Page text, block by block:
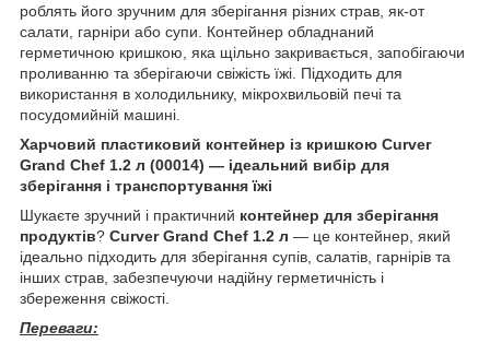
роблять його зручним для зберігання різних страв, як-от
салати, гарніри або супи. Контейнер обладнаний
герметичною кришкою, яка щільно закривається, запобігаючи
проливанню та зберігаючи свіжість їжі. Підходить для
використання в холодильнику, мікрохвильовій печі та
посудомийній машині.
Харчовий пластиковий контейнер із кришкою Curver
Grand Chef 1.2 л (00014) — ідеальний вибір для
зберігання і транспортування їжі
Шукаєте зручний і практичний контейнер для зберігання
продуктів? Curver Grand Chef 1.2 л — це контейнер, який
ідеально підходить для зберігання супів, салатів, гарнірів та
інших страв, забезпечуючи надійну герметичність і
збереження свіжості.
Переваги: